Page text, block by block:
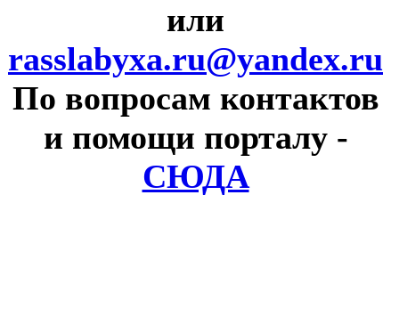
или
rasslabyxa.ru@yandex.ru
По вопросам контактов
и помощи порталу -
СЮДА